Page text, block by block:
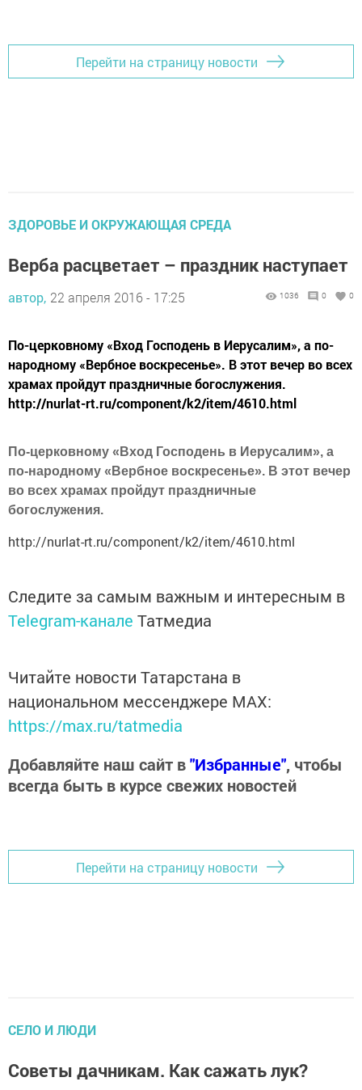
Перейти на страницу новости
ЗДОРОВЬЕ И ОКРУЖАЮЩАЯ СРЕДА
Верба расцветает – праздник наступает
автор, 22 апреля 2016 - 17:25 1036 0 0
По-церковному «Вход Господень в Иерусалим», а по-
народному «Вербное воскресенье». В этот вечер во всех
храмах пройдут праздничные богослужения.
http://nurlat-rt.ru/component/k2/item/4610.html
По-церковному «Вход Господень в Иерусалим», а
по-народному «Вербное воскресенье». В этот вечер
во всех храмах пройдут праздничные
богослужения.
http://nurlat-rt.ru/component/k2/item/4610.html
Следите за самым важным и интересным в
Telegram-канале Татмедиа
Читайте новости Татарстана в
национальном мессенджере MАХ:
https://max.ru/tatmedia
Добавляйте наш сайт в"Избранные", чтобы
всегда быть в курсе свежих новостей
Перейти на страницу новости
CЕЛО И ЛЮДИ
Советы дачникам. Как сажать лук?